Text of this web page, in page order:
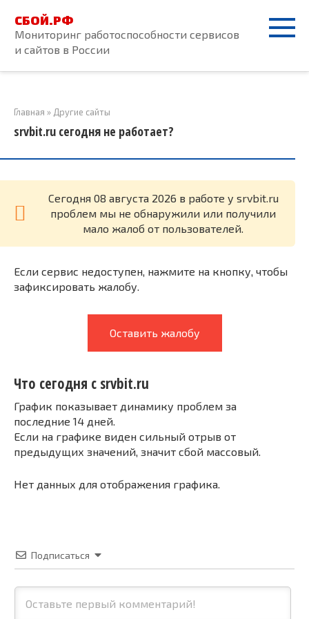
контенту
СБОЙ.РФ
Мониторинг работоспособности сервисов
и сайтов в России
Главная » Другие сайты
srvbit.ru сегодня не работает?
Cегодня 08 августа 2026 в работе у srvbit.ru
проблем мы не обнаружили или получили
мало жалоб от пользователей.
Если сервис недоступен, нажмите на кнопку, чтобы
зафиксировать жалобу.
Оставить жалобу
Что сегодня с srvbit.ru
График показывает динамику проблем за
последние 14 дней.
Если на графике виден сильный отрыв от
предыдущих значений, значит сбой массовый.
Нет данных для отображения графика.
Подписаться